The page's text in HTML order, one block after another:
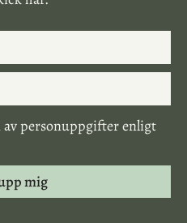
av personuppgifter enligt
mig